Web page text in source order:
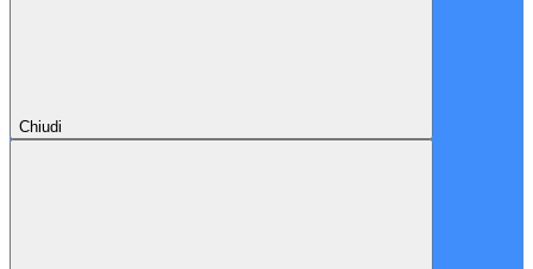
Chiudi